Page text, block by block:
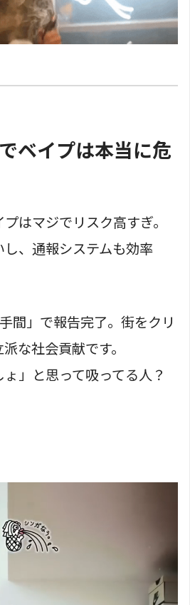
ベイプは本当に危
はマジでリスク高すぎ。
、通報システムも効率
間」で報告完了。街をクリ
な社会貢献です。
」と思って吸ってる人？